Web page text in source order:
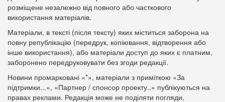
розміщене незалежно від повного або часткового
використання матеріалів.
Матеріали, в тексті (після тексту) яких міститься заборона на
повну републікацію (передрук, копіювання, відтворення або
інше використання), або матеріали доступ до яких є платним,
заборонено передруковувати без згоди редакції.
Новини промарковані «*», матеріали з приміткою «За
підтримки...», «Партнер / спонсор проекту..» публікуються на
правах реклами. Редакція може не поділяти погляди,